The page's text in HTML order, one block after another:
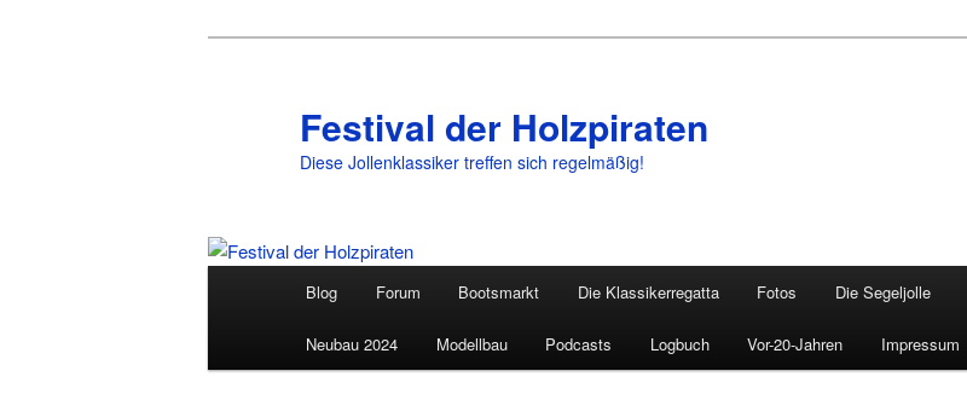
Festival der Holzpiraten
Diese Jollenklassiker treffen sich regelmäßig!
Zum
primären
Blog Forum Bootsmarkt Die Klassikerregatta Fotos Die Segeljolle
Neubau 2024 Modellbau Podcasts Logbuch Vor-20-Jahren Impressum